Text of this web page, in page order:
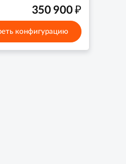
350 900₽
конфигурацию